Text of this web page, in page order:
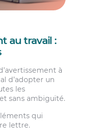
au travail :
à
d’adopter un
les
sans ambiguïté.
qui
lettre.